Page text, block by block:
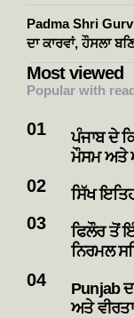
Padma Shri
ਦਾ ਕਾਰਵਾਂ, ਹੌਸਲਾ
Most viewed
Popular with
ਪੰਜਾਬ ਦੇ
ਮੌਸਮ ਅਤੇ
ਸਿੱਖ
ਫਿਲੌਰ ਤੋਂ
ਨਿਰਮਲ
Punjab
ਅਤੇ